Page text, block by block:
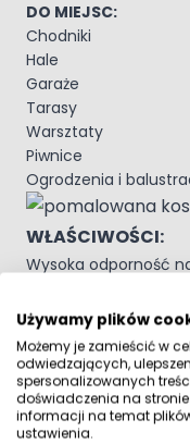
DO MIEJSC:
Chodniki
Hale
Garaże
Tarasy
Warsztaty
Piwnice
Ogrodzenia i
WŁAŚCIWOŚCI:
Wysoka odporność
Bardzo dobra
Do wewnątrz i na
Odporna na
atmosferyczne
Odporna na
kwas akumulatorowy,
wodę.
Używamy plików
Możemy je zamieścić w
odwiedzających,
spersonalizowanych
doświadczenia na
informacji na temat
ustawienia.